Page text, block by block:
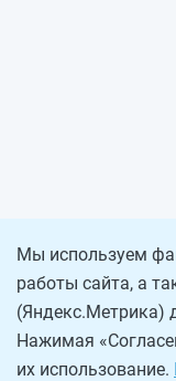
Мы используем
работы сайта, а
(Яндекс.Метрика)
Нажимая
их использование.